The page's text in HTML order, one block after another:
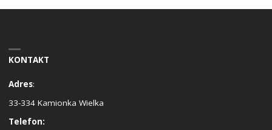
KONTAKT
Adres:
33-334 Kamionka Wielka
Telefon: